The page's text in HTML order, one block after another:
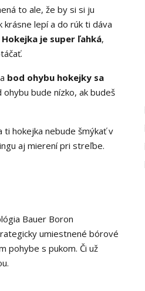
to ale, že by si si ju
krásne lepí a do rúk ti dáva
Hokejka je super ľahká,
bod ohybu hokejky sa
bude nízko, ak budeš
ti hokejka nebude šmýkať v
aj mierení pri streľbe.
Bauer Boron
umiestnené bórové
pohybe s pukom. Či už